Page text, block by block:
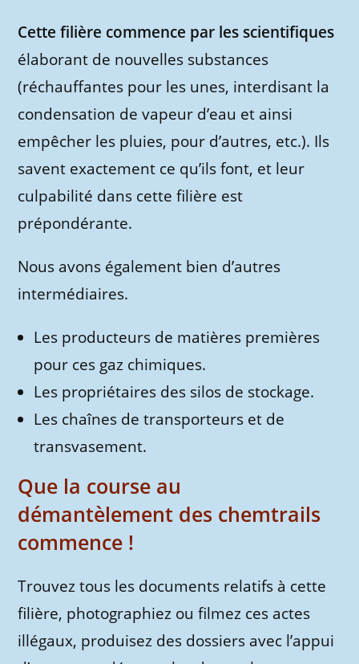
Cette filière commence par les scientifiques
élaborant de nouvelles substances
(réchauffantes pour les unes, interdisant la
condensation de vapeur d’eau et ainsi
empêcher les pluies, pour d’autres, etc.). Ils
savent exactement ce qu’ils font, et leur
culpabilité dans cette filière est
prépondérante.
Nous avons également bien d’autres
intermédiaires.
Les producteurs de matières premières
pour ces gaz chimiques.
Les propriétaires des silos de stockage.
Les chaînes de transporteurs et de
transvasement.
Que la course au
démantèlement des chemtrails
commence !
Trouvez tous les documents relatifs à cette
filière, photographiez ou filmez ces actes
illégaux, produisez des dossiers avec l’appui